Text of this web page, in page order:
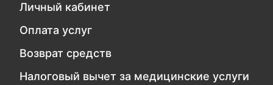
Личный кабинет
Оплата услуг
Возврат средств
Налоговый вычет за медицинские услуги